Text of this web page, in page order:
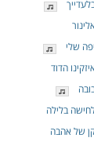
יפה שלי
הדוד
בלילה
של אהבה